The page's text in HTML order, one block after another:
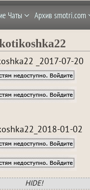
Чаты Архив smotri.com
_2017-07-20
01-02
HIDE!